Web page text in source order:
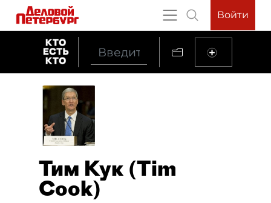
Войти
Тим Кук (Tim
Cook)